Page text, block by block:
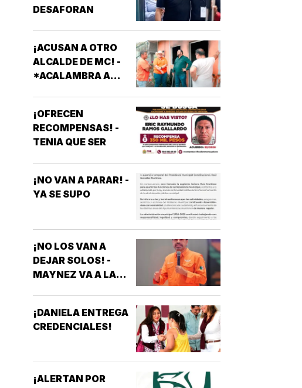
DESAFORAN
¡ACUSAN A OTRO
ALCALDE DE MC! -
*ACALAMBRA A
¡OFRECEN
RECOMPENSAS! -
TENIA QUE SER
¡NO VAN A PARAR! -
YA SE SUPO
¡NO LOS VAN A
DEJAR SOLOS! -
MAYNEZ VA A LA
¡DANIELA ENTREGA
CREDENCIALES!
¡ALERTAN POR